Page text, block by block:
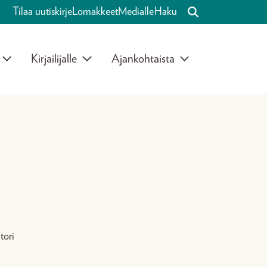
Tilaa uutiskirjeLomakkeetMedialleHaku
Kirjailijalle Ajankohtaista